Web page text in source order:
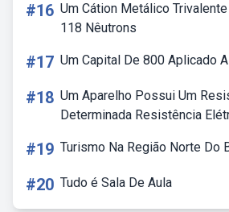
#16 Um Cátion Metálico
118 Nêutrons
#17 Um Capital De 800 Aplicado
#18 Um Aparelho Possui Um
Determinada Resistência
#19 Turismo Na Região Norte Do
#20 Tudo é Sala De Aula